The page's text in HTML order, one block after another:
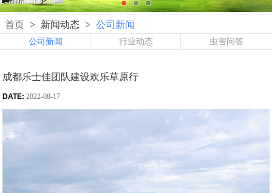
首页 > 新闻动态 > 公司新闻
公司新闻 行业动态 虫害问答
成都乐士佳团队建设欢乐草原行
DATE: 2022-08-17